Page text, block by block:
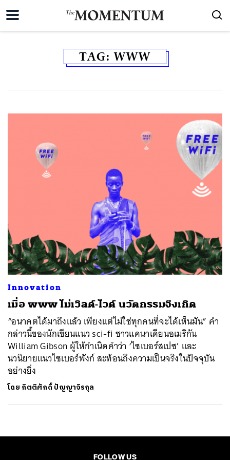
TAG:WWW
Innovation
เมื่อ www ไม่เวิลด์-ไวด์ นวัตกรรมจึงเกิด
“อนาคตได้มาถึงแล้ว เพียงแต่ไม่ใช่ทุกคนที่จะได้เห็นมัน” คำ
กล่าวนี้ของนักเขียนแนว sci-fi ชาวแคนาเดียนอเมริกัน
William Gibson ผู้ให้กำเนิดคำว่า ‘ไซเบอร์สเปซ’ และ
นวนิยายแนวไซเบอร์พังก์ สะท้อนถึงความเป็นจริงในปัจจุบัน
อย่างยิ่ง
โดย กิตติศักดิ์ ปัญญาจิรกุล
FOLLOW US
ค้นหา
SHARE TWEET LINE EMAIL